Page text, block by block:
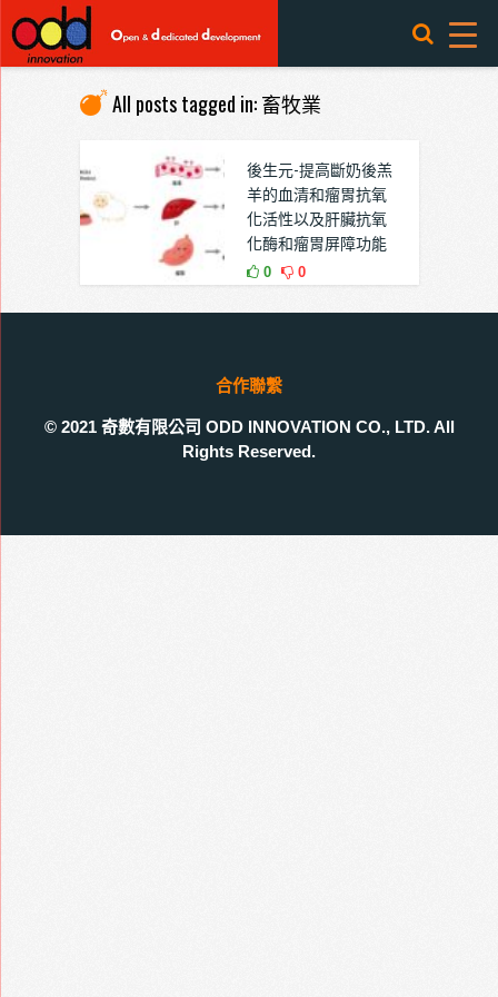
All posts tagged in: 畜牧業
後生元-提高斷奶後羔
羊的血清和瘤胃抗氧
化活性以及肝臟抗氧
化酶和瘤胃屏障功能
0 0
合作聯繫
© 2021 奇數有限公司 ODD INNOVATION CO., LTD. All
Rights Reserved.